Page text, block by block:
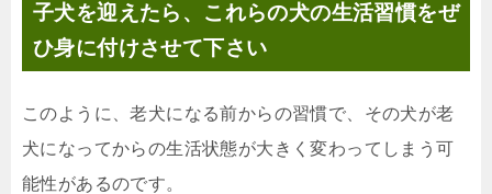
子犬を迎えたら、これらの犬の生活習慣をぜ
ひ身に付けさせて下さい
このように、老犬になる前からの習慣で、その犬が老
犬になってからの生活状態が大きく変わってしまう可
能性があるのです。